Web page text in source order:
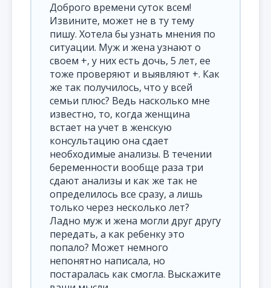
Доброго времени суток всем!
Извините, может не в ту тему
пишу. Хотела бы узнать мнения по
ситуации. Муж и жена узнают о
своем +, у них есть дочь, 5 лет, ее
тоже проверяют и выявляют +. Как
же так получилось, что у всей
семьи плюс? Ведь насколько мне
известно, то, когда женщина
встает на учет в женскую
консультацию она сдает
необходимые анализы. В течении
беременности вообще раза три
сдают анализы и как же так не
определилось все сразу, а лишь
только через несколько лет?
Ладно муж и жена могли друг другу
передать, а как ребенку это
попало? Может немного
непонятно написала, но
постаралась как смогла. Выскажите